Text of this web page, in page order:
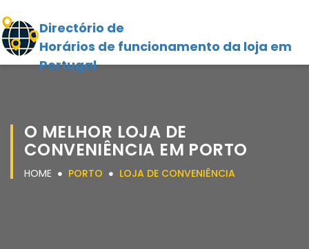
Directório de
Horários de funcionamento da loja em
Portugal
O MELHOR LOJA DE
CONVENIÊNCIA EM PORTO
HOME PORTO LOJA DE CONVENIÊNCIA